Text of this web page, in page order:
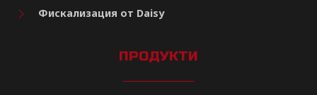
Фискализация от Daisy
ПРОДУКТИ